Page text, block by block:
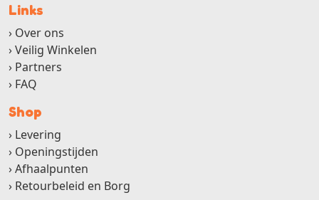
Links
Over ons
Veilig Winkelen
Partners
FAQ
Shop
Levering
Openingstijden
Afhaalpunten
Retourbeleid en Borg